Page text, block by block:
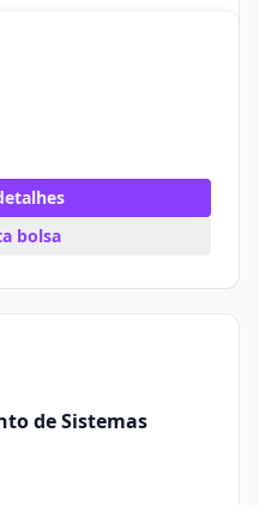
bolsa
de Sistemas